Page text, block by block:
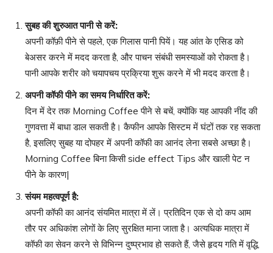
सुबह की शुरुआत पानी से करें:
अपनी कॉफ़ी पीने से पहले, एक गिलास पानी पियें। यह आंत के एसिड को
बेअसर करने में मदद करता है, और पाचन संबंधी समस्याओं को रोकता है।
पानी आपके शरीर को चयापचय प्रक्रिया शुरू करने में भी मदद करता है।
अपनी कॉफी पीने का समय निर्धारित करें:
दिन में देर तक Morning Coffee पीने से बचें, क्योंकि यह आपकी नींद की
गुणवत्ता में बाधा डाल सकती है। कैफीन आपके सिस्टम में घंटों तक रह सकता
है, इसलिए सुबह या दोपहर में अपनी कॉफी का आनंद लेना सबसे अच्छा है।
Morning Coffee बिना किसी side effect Tips और खाली पेट न
पीने के कारण|
संयम महत्वपूर्ण है:
अपनी कॉफी का आनंद संयमित मात्रा में लें। प्रतिदिन एक से दो कप आम
तौर पर अधिकांश लोगों के लिए सुरक्षित माना जाता है। अत्यधिक मात्रा में
कॉफी का सेवन करने से विभिन्न दुष्प्रभाव हो सकते हैं, जैसे हृदय गति में वृद्धि,